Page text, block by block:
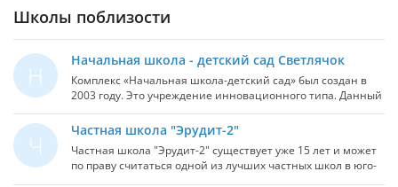
Школы поблизости
Н
Начальная школа - детский сад Светлячок
Комплекс «Начальная школа-детский сад» был создан в
2003 году. Это учреждение инновационного типа. Данный
комплекс осуществляет на практике преемственность
дошкольного и начального школьного образования детей
в возрасте от 1,5 до 10 лет. Начальная школа-детский
реализует программы дошкольного и начального общего
образования. Способствует развитию и самореализации
Ч
Частная школа "Эрудит-2"
Частная школа "Эрудит-2" существует уже 15 лет и может
по праву считаться одной из лучших частных школ в юго-